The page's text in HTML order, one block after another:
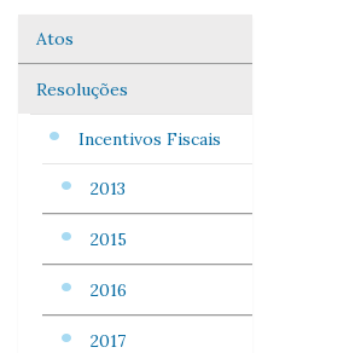
Navegação
Atos
Resoluções
Incentivos Fiscais
2013
2015
2016
2017